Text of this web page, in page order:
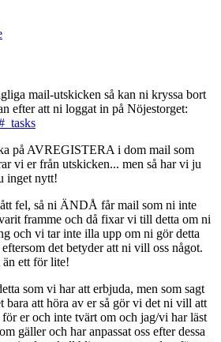
mail-utskicken så kan ni kryssa bort
efter att ni loggat in på Nöjestorget:
på AVREGISTERA i dom mail som
vi er från utskicken... men så har vi ju
inget nytt!
fel, så ni ÄNDÅ får mail som ni inte
framme och då fixar vi till detta om ni
och vi tar inte illa upp om ni gör detta
det betyder att ni vill oss något.
ett för lite!
som vi har att erbjuda, men som sagt
bara att höra av er så gör vi det ni vill att
er och inte tvärt om och jag/vi har läst
gäller och har anpassat oss efter dessa